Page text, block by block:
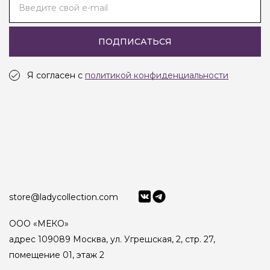
Введите свой e-mail
ПОДПИСАТЬСЯ
Я согласен с политикой конфиденциальности
store@ladycollection.com
ООО «МЕКО»
адрес 109089 Москва, ул. Угрешская, 2, стр. 27,
помещение 01, этаж 2